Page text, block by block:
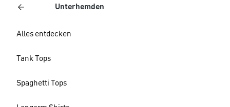
Unterhemden
Alles entdecken
Tank Tops
Spaghetti Tops